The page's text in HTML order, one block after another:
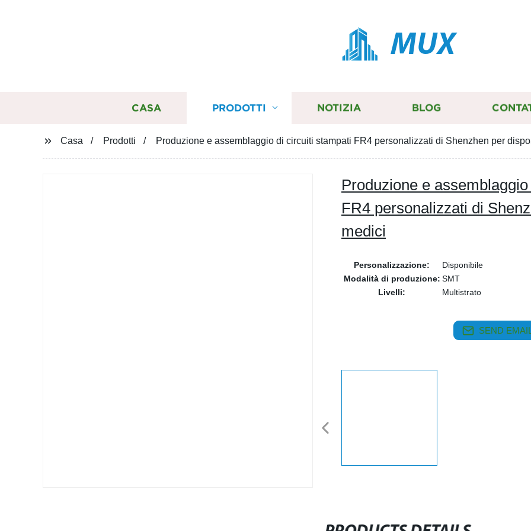
MUX
CASA PRODOTTI NOTIZIA BLOG
Casa Prodotti Produzione e assemblaggio di circuiti stampati FR4 personalizzati di Shenzhen per
Produzione e
FR4 personalizzati di
medici
Personalizzazione:
Disponibile
Modalità di produzione: SMT
Livelli:
Multistrato
SEND